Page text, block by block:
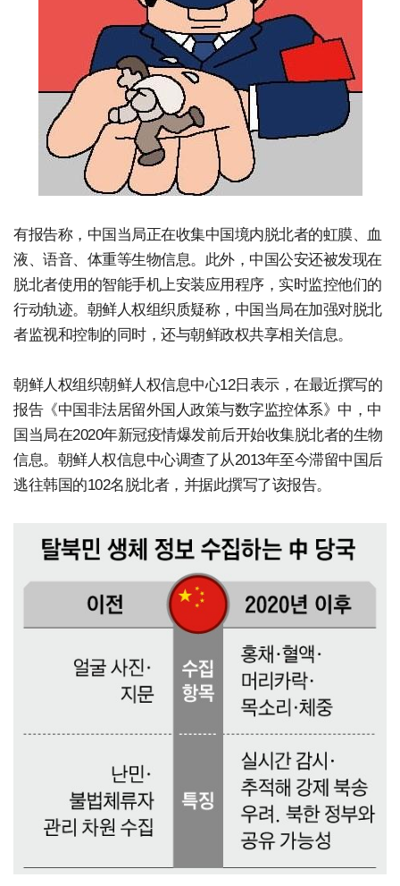
有报告称，中国当局正在收集中国境内脱北者的虹膜、血
液、语音、体重等生物信息。此外，中国公安还被发现在
脱北者使用的智能手机上安装应用程序，实时监控他们的
行动轨迹。朝鲜人权组织质疑称，中国当局在加强对脱北
者监视和控制的同时，还与朝鲜政权共享相关信息。
朝鲜人权组织朝鲜人权信息中心12日表示，在最近撰写的
报告《中国非法居留外国人政策与数字监控体系》中，中
国当局在2020年新冠疫情爆发前后开始收集脱北者的生物
信息。朝鲜人权信息中心调查了从2013年至今滞留中国后
逃往韩国的102名脱北者，并据此撰写了该报告。